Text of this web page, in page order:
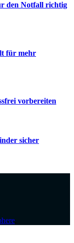
den Notfall richtig
für mehr
vorbereiten
sicher